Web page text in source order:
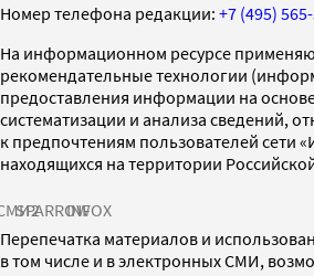
Номер телефона редакции: +7 (495)
На информационном ресурсе
рекомендательные технологии
предоставления информации на
систематизации и анализа сведений,
к предпочтениям пользователей сети
находящихся на территории
SPARROWINFOX
Перепечатка материалов и
в том числе и в электронных СМИ,